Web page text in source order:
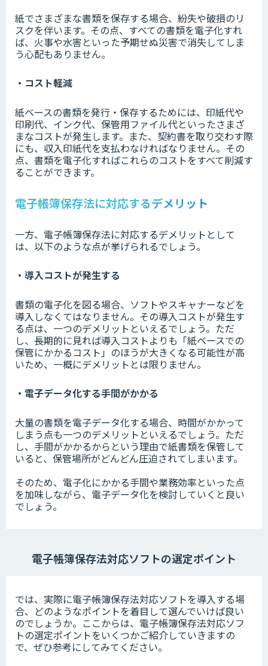
紙でさまざまな書類を保存する場合、紛失や破損のリ
スクを伴います。その点、すべての書類を電子化すれ
ば、火事や水害といった予期せぬ災害で消失してしま
う心配もありません。
・コスト軽減
紙ベースの書類を発行・保存するためには、印紙代や
印刷代、インク代、保管用ファイル代といったさまざ
まなコストが発生します。また、契約書を取り交わす際
にも、収入印紙代を支払わなければなりません。その
点、書類を電子化すればこれらのコストをすべて削減す
ることができます。
電子帳簿保存法に対応するデメリット
一方、電子帳簿保存法に対応するデメリットとして
は、以下のような点が挙げられるでしょう。
・導入コストが発生する
書類の電子化を図る場合、ソフトやスキャナーなどを
導入しなくてはなりません。その導入コストが発生す
る点は、一つのデメリットといえるでしょう。ただ
し、長期的に見れば導入コストよりも「紙ベースでの
保管にかかるコスト」のほうが大きくなる可能性が高
いため、一概にデメリットとは限りません。
・電子データ化する手間がかかる
大量の書類を電子データ化する場合、時間がかかって
しまう点も一つのデメリットといえるでしょう。ただ
し、手間がかかるからという理由で紙書類を保管して
いると、保管場所がどんどん圧迫されてしまいます。
そのため、電子化にかかる手間や業務効率といった点
を加味しながら、電子データ化を検討していくと良い
でしょう。
電子帳簿保存法対応ソフトの選定ポイント
では、実際に電子帳簿保存法対応ソフトを導入する場
合、どのようなポイントを着目して選んでいけば良い
のでしょうか。ここからは、電子帳簿保存法対応ソフ
トの選定ポイントをいくつかご紹介していきますの
で、ぜひ参考にしてみてください。